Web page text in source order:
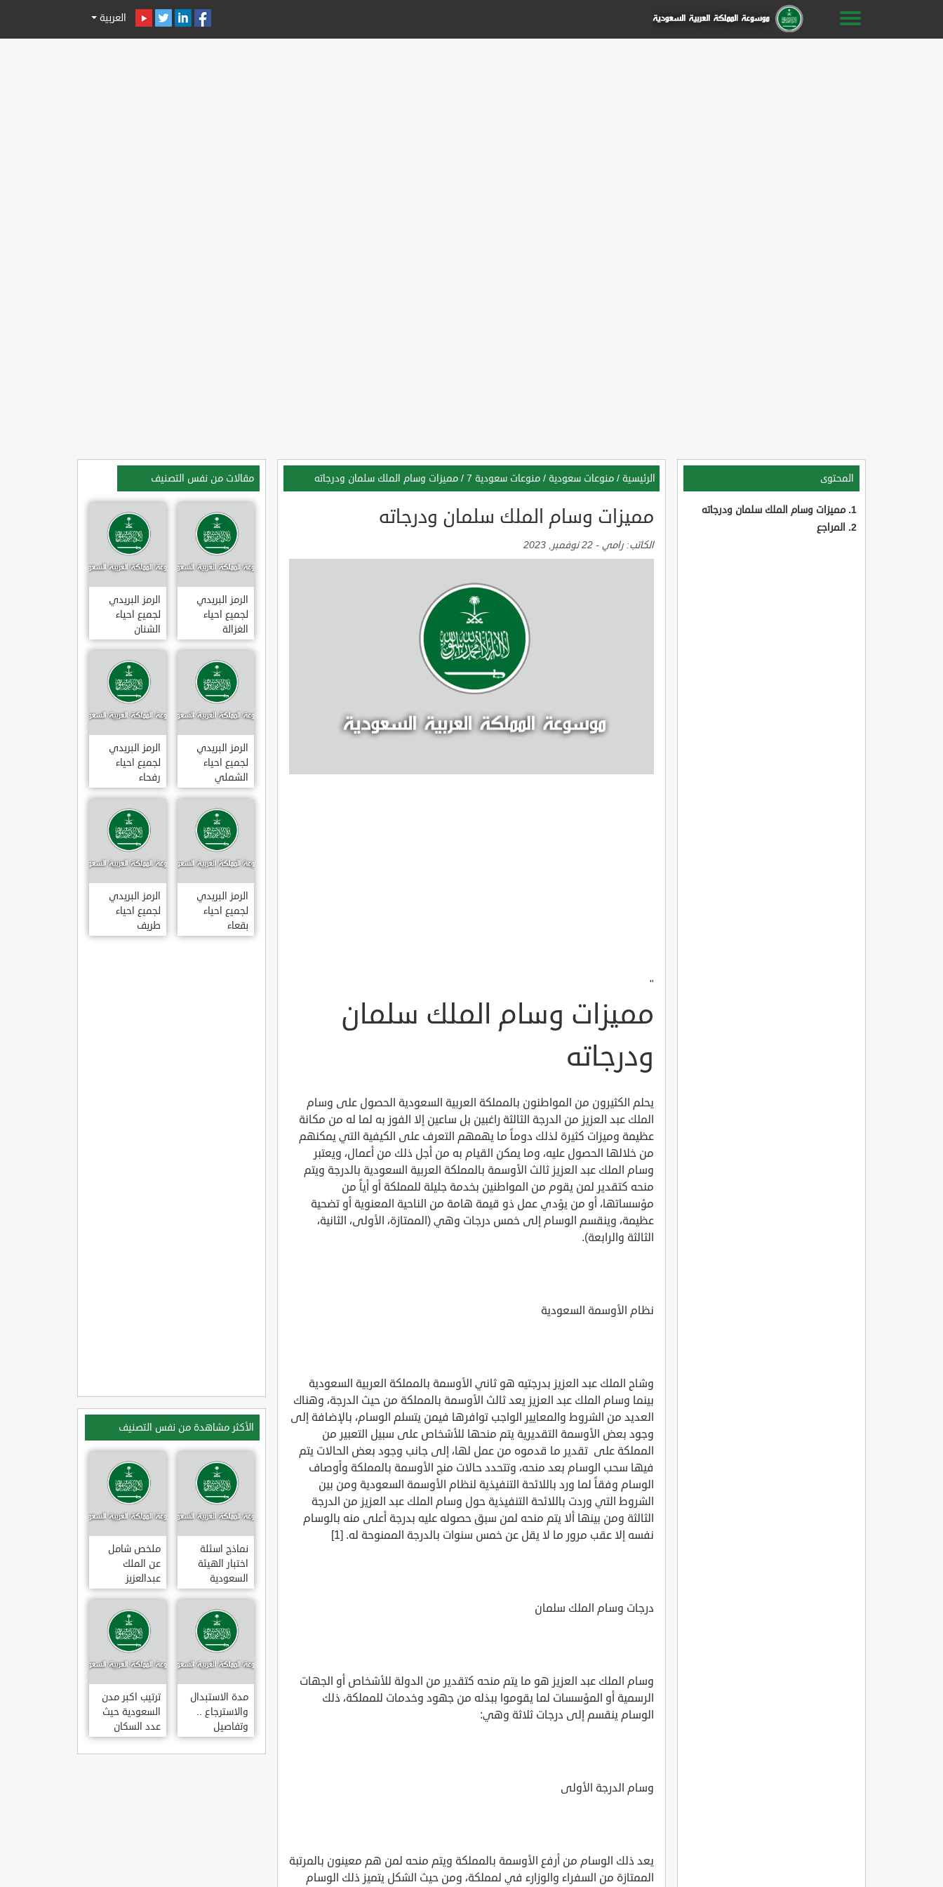
العربية
المحتوى
مميزات وسام الملك سلمان ودرجاته
المراجع
الرئيسية / منوعات سعودية / منوعات سعودية 7 / مميزات وسام الملك سلمان ودرجاته
مميزات وسام الملك سلمان ودرجاته
الكاتب: رامي - 22 نوفمبر, 2023
"
مميزات وسام الملك سلمان
ودرجاته
يحلم الكثيرون من المواطنون بالمملكة العربية السعودية الحصول على وسام
الملك عبد العزيز من الدرجة الثالثة راغبين بل ساعين إلا الفوز به لما له من مكانة
عظيمة وميزات كثيرة لذلك دوماً ما يهمهم التعرف على الكيفية التي يمكنهم
من خلالها الحصول عليه، وما يمكن القيام به من أجل ذلك من أعمال، ويعتبر
وسام الملك عبد العزيز ثالث الأوسمة بالمملكة العربية السعودية بالدرجة ويتم
منحه كتقدير لمن يقوم من المواطنين بخدمة جليلة للمملكة أو أياً من
مؤسساتها، أو من يؤدي عمل ذو قيمة هامة من الناحية المعنوية أو تضحية
عظيمة، وينقسم الوسام إلى خمس درجات وهي (الممتازة، الأولى، الثانية،
الثالثة والرابعة).
نظام الأوسمة السعودية
وشاح الملك عبد العزيز بدرجتيه هو ثاني الأوسمة بالمملكة العربية السعودية
بينما وسام الملك عبد العزيز يعد ثالث الأوسمة بالمملكة من حيث الدرجة، وهناك
العديد من الشروط والمعايير الواجب توافرها فيمن يتسلم الوسام، بالإضافة إلى
وجود بعض الأوسمة التقديرية يتم منحها للأشخاص على سبيل التعبير من
المملكة على تقدير ما قدموه من عمل لها، إلى جانب وجود بعض الحالات يتم
فيها سحب الوسام بعد منحه، وتتحدد حالات منج الأوسمة بالمملكة وأوصاف
الوسام وفقاً لما ورد باللائحة التنفيذية لنظام الأوسمة السعودية ومن بين
الشروط التي وردت باللائحة التنفيذية حول وسام الملك عبد العزيز من الدرجة
الثالثة ومن بينها ألا يتم منحه لمن سبق حصوله عليه بدرجة أعلى منه بالوسام
نفسه إلا عقب مرور ما لا يقل عن خمس سنوات بالدرجة الممنوحة له. [1]
درجات وسام الملك سلمان
وسام الملك عبد العزيز هو ما يتم منحه كتقدير من الدولة للأشخاص أو الجهات
الرسمية أو المؤسسات لما يقوموا ببذله من جهود وخدمات للمملكة، ذلك
الوسام ينقسم إلى درجات ثلاثة وهي:
وسام الدرجة الأولى
يعد ذلك الوسام من أرفع الأوسمة بالمملكة ويتم منحه لمن هم معينون بالمرتبة
الممتازة من السفراء والوزارء في لمملكة، ومن حيث الشكل يتميز ذلك الوسام
مقالات من نفس التصنيف
الرمز البريدي
لجميع احياء
الغزالة
الرمز البريدي
لجميع احياء
الشنان
الرمز البريدي
لجميع احياء
الشملي
الرمز البريدي
لجميع احياء
رفحاء
الرمز البريدي
لجميع احياء
بقعاء
الرمز البريدي
لجميع احياء
طريف
الأكثر مشاهدة من نفس التصنيف
نماذج اسئلة
اختبار الهيئة
السعودية
للتخصصات
الصحية
ملخص شامل
عن الملك
عبدالعزيز
مدة الاستبدال
والاسترجاع ..
وتفاصيل
قانونها حسب
وزارة التجارة
ترتيب اكبر مدن
السعودية حيث
عدد السكان